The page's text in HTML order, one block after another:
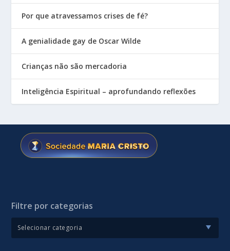
Por que atravessamos crises de fé?
A genialidade gay de Oscar Wilde
Crianças não são mercadoria
Inteligência Espiritual – aprofundando reflexões
Filtre por categorias